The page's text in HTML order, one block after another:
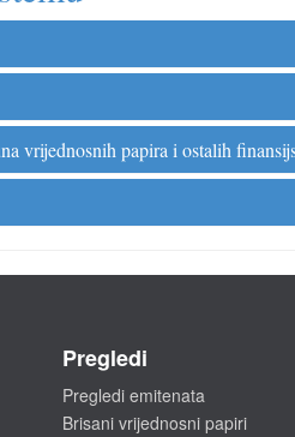
vrijednosnih papira i ostalih
Pregledi
Pregledi emitenata
Brisani vrijednosni papiri